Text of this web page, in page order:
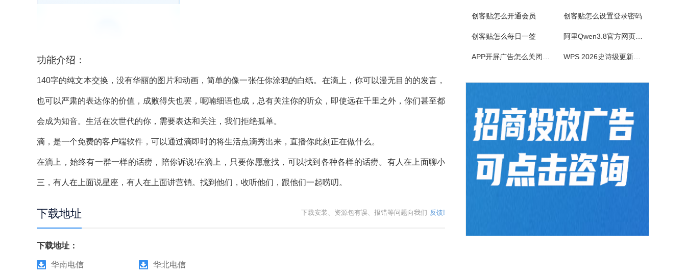
功能介绍：
140字的纯文本交换，没有华丽的图片和动画，简单的像一张任你涂鸦的白纸。在滴上，你可以漫无目的的发言，
也可以严肃的表达你的价值，成败得失也罢，呢喃细语也成，总有关注你的听众，即使远在千里之外，你们甚至都
会成为知音。生活在次世代的你，需要表达和关注，我们拒绝孤单。
滴，是一个免费的客户端软件，可以通过滴即时的将生活点滴秀出来，直播你此刻正在做什么。
在滴上，始终有一群一样的话痨，陪你诉说!在滴上，只要你愿意找，可以找到各种各样的话痨。有人在上面聊小
三，有人在上面说星座，有人在上面讲营销。找到他们，收听他们，跟他们一起唠叨。
下载地址 下载安装、资源包有误、报错等问题向我们 反馈!
下载地址：
华南电信 华北电信
AiPPT专家
创客贴怎么开通会员 创客贴怎么设置登录密码
创客贴怎么每日一签 阿里Qwen3.8官方网页版入口
APP开屏广告怎么关闭？3招彻底关闭跳转 WPS 2026史诗级更新！重构存储管理，深度融合AI应用